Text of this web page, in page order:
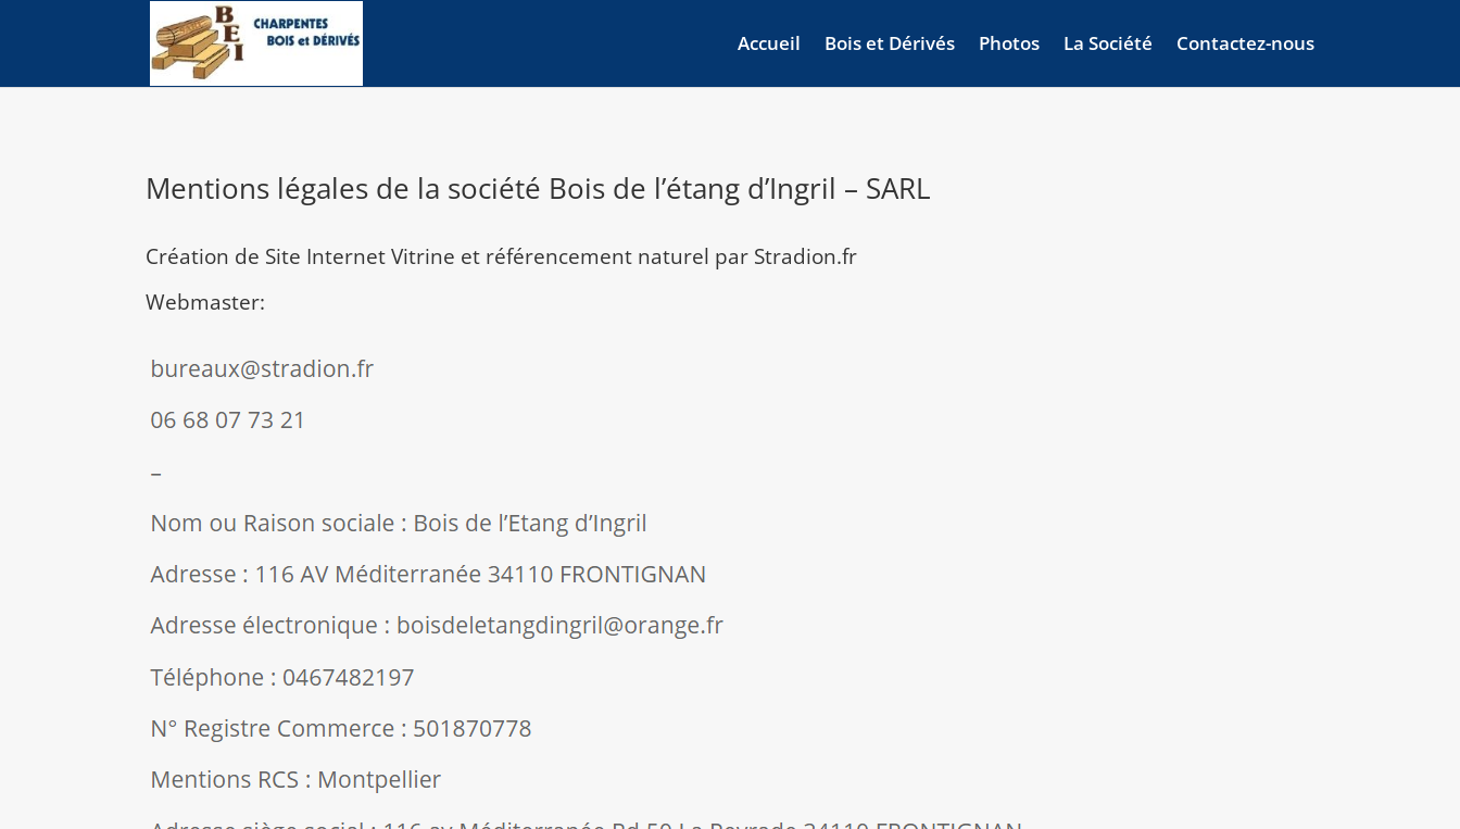
Accueil Bois et Dérivés Photos La Société Contactez-nous
Mentions légales de la société Bois de l’étang d’Ingril – SARL
Création de Site Internet Vitrine et référencement naturel par Stradion.fr
Webmaster: